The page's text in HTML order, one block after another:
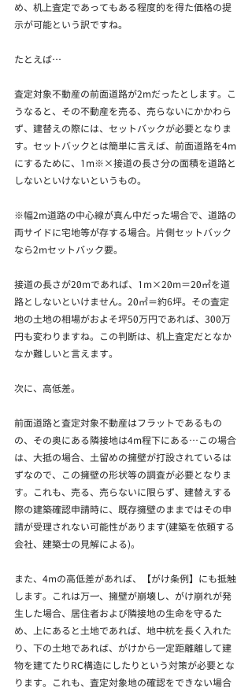
め、机上査定であってもある程度的を得た価格の提
示が可能という訳ですね。
たとえば…
査定対象不動産の前面道路が2mだったとします。こ
うなると、その不動産を売る、売らないにかかわら
ず、建替えの際には、セットバックが必要となりま
す。セットバックとは簡単に言えば、前面道路を4m
にするために、1m※×接道の長さ分の面積を道路と
しないといけないというもの。
※幅2m道路の中心線が真ん中だった場合で、道路の
両サイドに宅地等が存する場合。片側セットバック
なら2mセットバック要。
接道の長さが20mであれば、1m×20m＝20㎡を道
路としないといけません。20㎡＝約6坪。その査定
地の土地の相場がおよそ坪50万円であれば、300万
円も変わりますね。この判断は、机上査定だとなか
なか難しいと言えます。
次に、高低差。
前面道路と査定対象不動産はフラットであるもの
の、その奥にある隣接地は4m程下にある…この場合
は、大抵の場合、土留めの擁壁が打設されているは
ずなので、この擁壁の形状等の調査が必要となりま
す。これも、売る、売らないに限らず、建替えする
際の建築確認申請時に、既存擁壁のままではその申
請が受理されない可能性があります(建築を依頼する
会社、建築士の見解による)。
また、4mの高低差があれば、【がけ条例】にも抵触
します。これは万一、擁壁が崩壊し、がけ崩れが発
生した場合、居住者および隣接地の生命を守るた
め、上にあると土地であれば、地中杭を長く入れた
り、下の土地であれば、がけから一定距離離して建
物を建てたりRC構造にしたりという対策が必要とな
ります。これも、査定対象地の確認をできない場合